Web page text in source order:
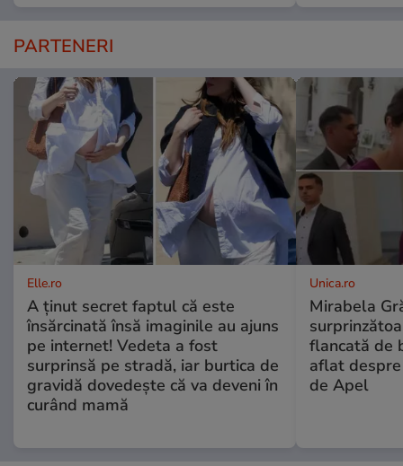
PARTENERI
Elle.ro
A ținut secret faptul că este
însărcinată însă imaginile au ajuns
pe internet! Vedeta a fost
surprinsă pe stradă, iar burtica de
gravidă dovedește că va deveni în
curând mamă
Unica.ro
Mirabela
flancată de
aflat
de Apel